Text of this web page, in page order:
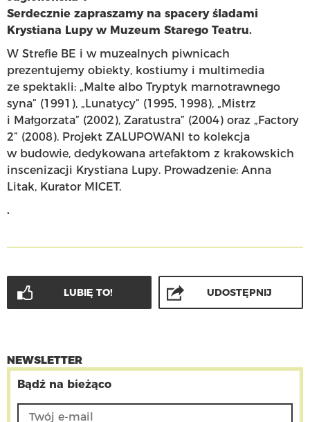
Serdecznie zapraszamy na spacery śladami
Krystiana Lupy w Muzeum Starego Teatru.
W Strefie BE i w muzealnych piwnicach
prezentujemy obiekty, kostiumy i multimedia
ze spektakli: „Malte albo Tryptyk marnotrawnego
syna” (1991), „Lunatycy” (1995, 1998), „Mistrz
i Małgorzata” (2002), Zaratustra” (2004) oraz „Factory
2” (2008). Projekt ZALUPOWANI to kolekcja
w budowie, dedykowana artefaktom z krakowskich
inscenizacji Krystiana Lupy. Prowadzenie: Anna
Litak, Kurator MICET.
.
LUBIĘ TO! UDOSTĘPNIJ
NEWSLETTER
Bądź na bieżąco